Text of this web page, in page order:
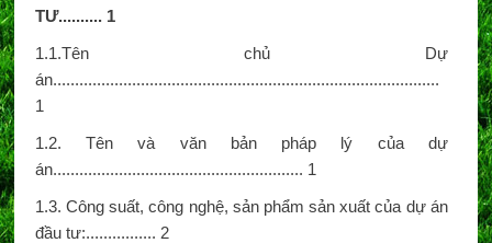
TƯ.......... 1
1.1.Tên chủ Dự
án........................................................................................
1
1.2. Tên và văn bản pháp lý của dự
án......................................................... 1
1.3. Công suất, công nghệ, sản phẩm sản xuất của dự án
đầu tư:................ 2